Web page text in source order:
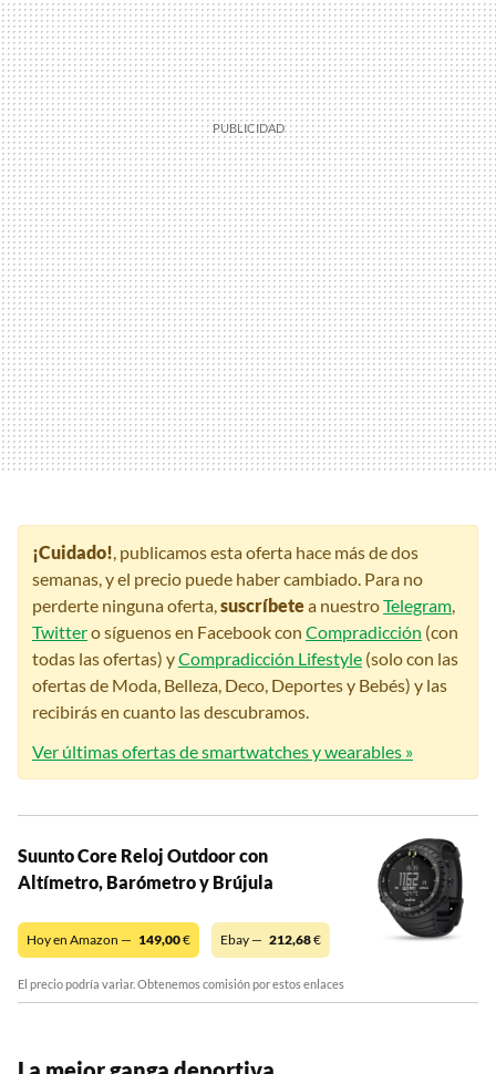
¡Cuidado!, publicamos esta oferta hace más de dos
semanas, y el precio puede haber cambiado. Para no
perderte ninguna oferta,suscríbetea nuestroTelegram,
Twittero síguenos en Facebook con Compradicción (con
todas las ofertas) yCompradicción Lifestyle (solo con las
ofertas de Moda, Belleza, Deco, Deportes y Bebés) y las
recibirás en cuanto las descubramos.
Ver últimas ofertas de smartwatches y wearables »
Suunto Core Reloj Outdoor con
Altímetro, Barómetro y Brújula
Hoy en Amazon — 149,00€ Ebay — 212,68€
El precio podría variar. Obtenemos comisión por estos enlaces